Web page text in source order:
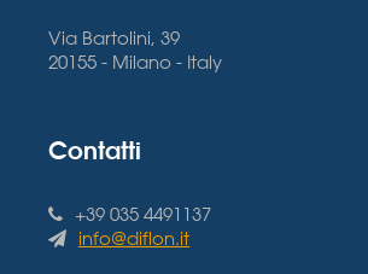
Via Bartolini, 39
20155 - Milano - Italy
Contatti
+39 035 4491137
info@diflon.it